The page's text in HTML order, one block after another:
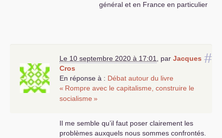
général et en France en particulier
#
Le 10 septembre 2020 à 17:01, par Jacques
Cros
En réponse à : Débat autour du livre
« Rompre avec le capitalisme, construire le
socialisme »
Il me semble qu’il faut poser clairement les
problèmes auxquels nous sommes confrontés.